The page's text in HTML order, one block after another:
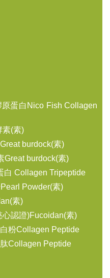
蛋白Nico Fish Collagen
素(素)
burdock(素)
Great burdock(素)
白 Collagen Tripeptide
Powder(素)
素)
認證)Fucoidan(素)
粉Collagen Peptide
Collagen Peptide